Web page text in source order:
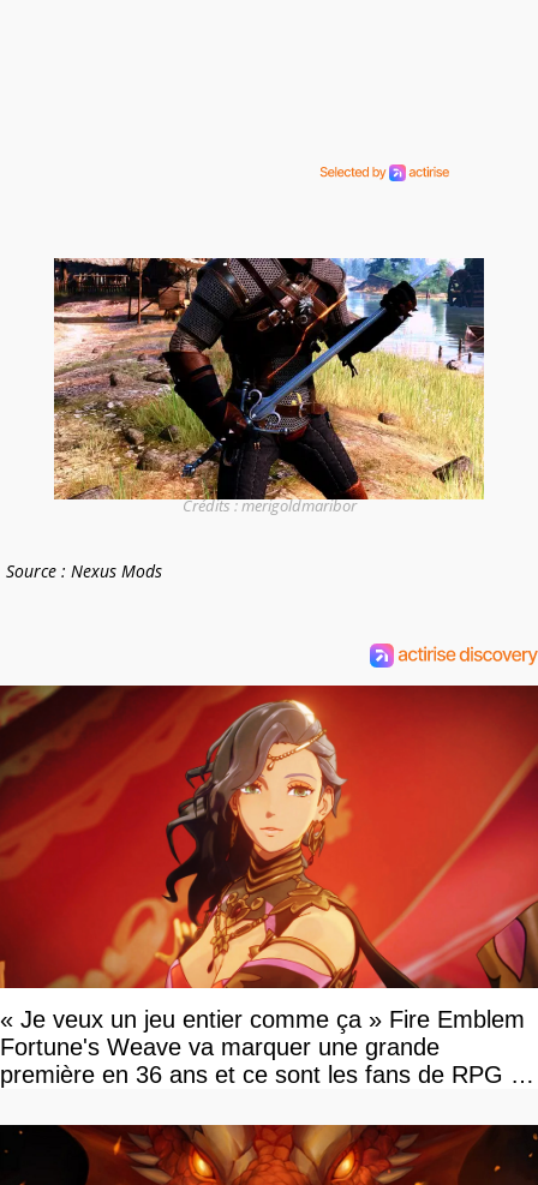
Crédits : merigoldmaribor
Source : Nexus Mods
« Je veux un jeu entier comme ça » Fire Emblem
Fortune's Weave va marquer une grande
première en 36 ans et ce sont les fans de RPG en